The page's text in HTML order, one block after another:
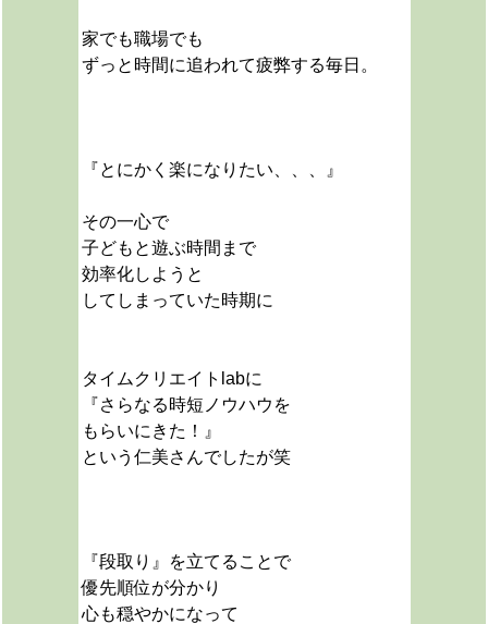
家でも職場でも
ずっと時間に追われて疲弊する毎日。
『とにかく楽になりたい、、、』
その一心で
子どもと遊ぶ時間まで
効率化しようと
してしまっていた時期に
タイムクリエイトlabに
『さらなる時短ノウハウを
もらいにきた！』
という仁美さんでしたが笑
『段取り』を立てることで
優先順位が分かり
心も穏やかになって